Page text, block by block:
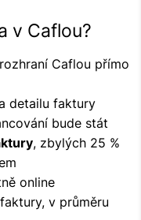
v Caflou?
Caflou přímo
detailu faktury
bude stát
, zbylých 25 %
online
v průměru